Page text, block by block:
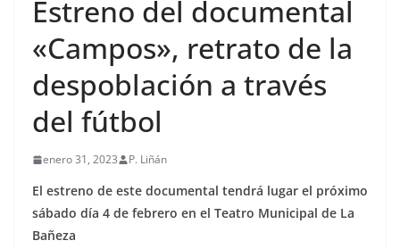
Estreno del documental
«Campos», retrato de la
despoblación a través
del fútbol
enero 31, 2023 P. Liñán
El estreno de este documental tendrá lugar el próximo
sábado día 4 de febrero en el Teatro Municipal de La
Bañeza